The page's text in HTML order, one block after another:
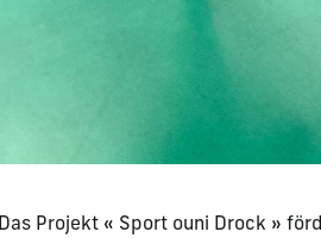
Das Projekt « Sport ouni Drock »